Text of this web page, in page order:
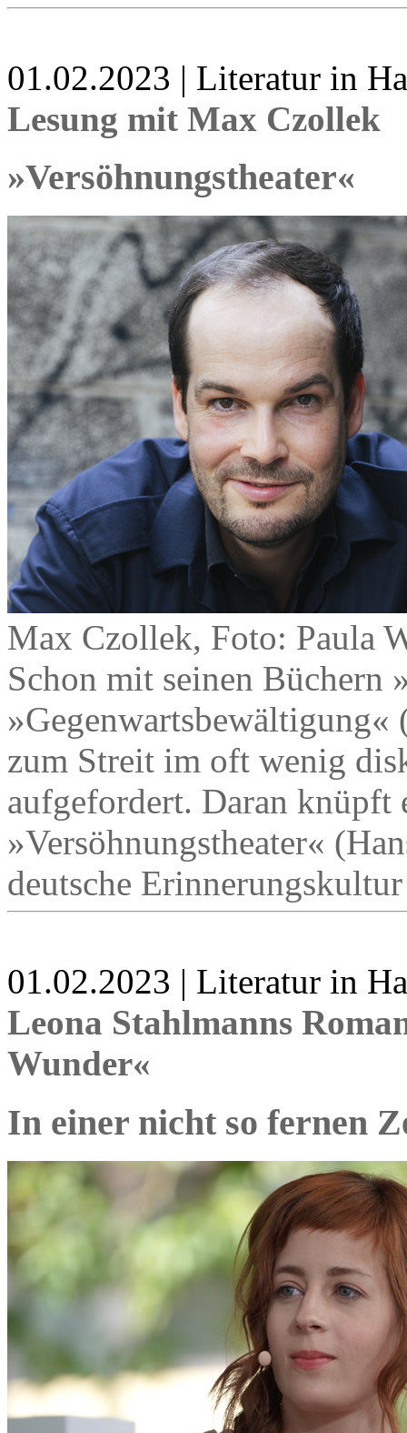
01.02.2023 | Literatur in
Lesung mit Max Czollek
»Versöhnungstheater«
Max Czollek, Foto: Paula
Schon mit seinen Büchern
zum Streit im oft wenig
aufgefordert. Daran knüpft
»Versöhnungstheater«
deutsche
01.02.2023 | Literatur in
Leona Stahlmanns
Wunder«
In einer nicht so fernen